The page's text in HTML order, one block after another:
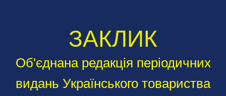
ЗАКЛИК
Об'єднана редакція періодичних
видань Українського товариства